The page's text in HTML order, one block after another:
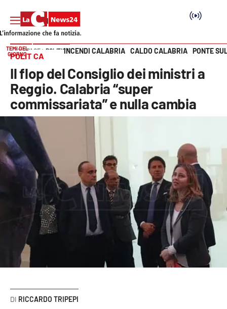
SEZIONI
Cronaca
Politica
Attualità
Economia e lavoro
Italia Mondo
Sanità
Sport
Vai
TEMI DEL
GIORNO
INCENDI CALABRIA CALDO CALABRIA PONTE
HOME PAGE POLITICA
POLITICA
Il flop del Consiglio dei ministri a
Reggio. Calabria “super
commissariata” e nulla cambia
RICCARDO TRIPEPI